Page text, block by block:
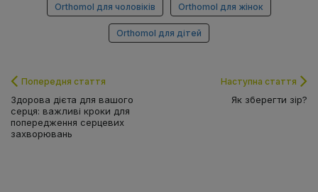
Orthomol для чоловіків Orthomol для жінок
Orthomol для дітей
Попередня стаття
Здорова дієта для вашого
серця: важливі кроки для
попередження серцевих
захворювань
Наступна стаття
Як зберегти зір?